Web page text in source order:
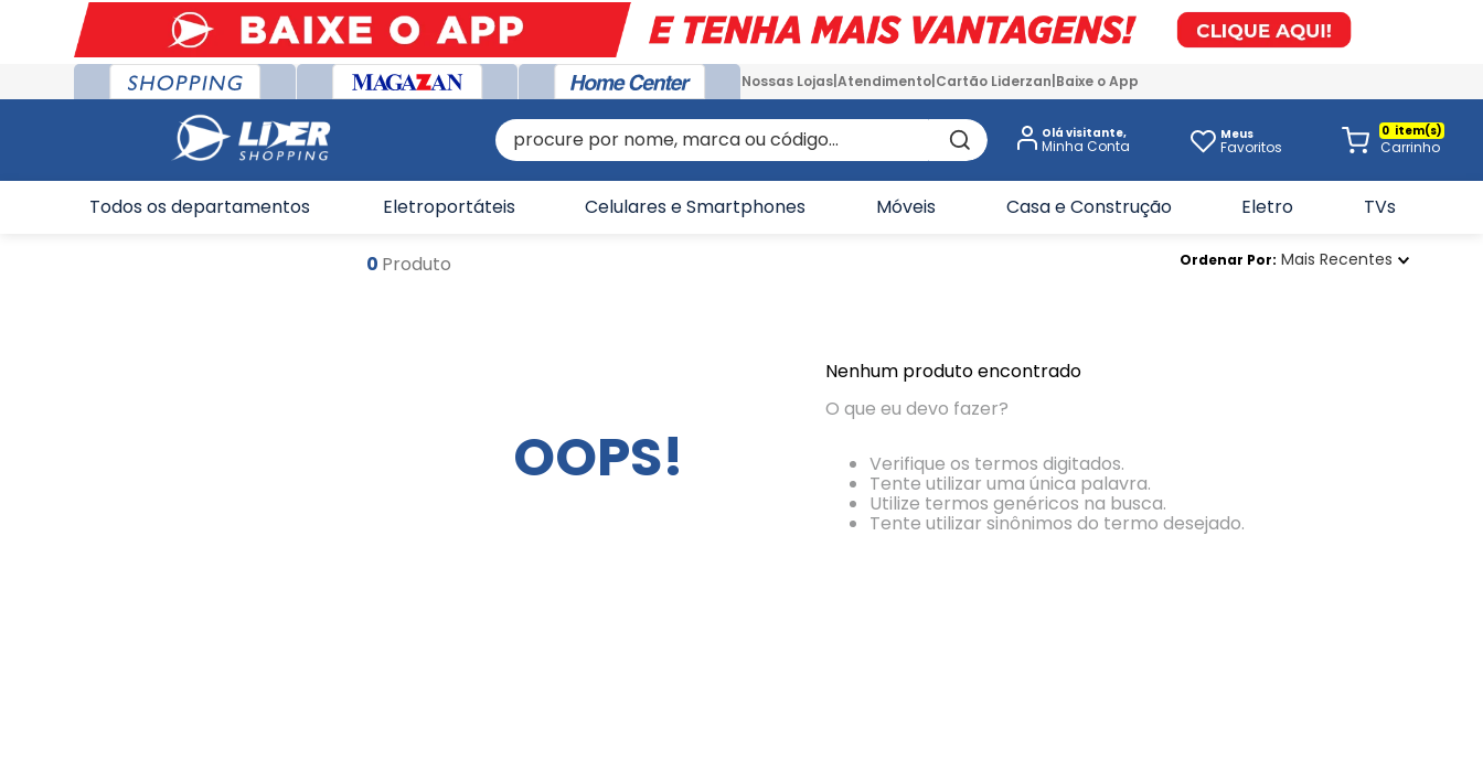
Nossas Lojas Atendimento Cartão Liderzan Baixe o App
procure por nome, marca ou código... Olá visitante, Meus
Favoritos
0
Todos os departamentos Eletroportáteis Celulares e Smartphones Móveis Casa e Construção Eletro TVs
0 Produto Ordenar Por Mais Recentes
OOPS!
Nenhum produto encontrado
O que eu devo fazer?
Verifique os termos digitados.
Tente utilizar uma única palavra.
Utilize termos genéricos na busca.
Tente utilizar sinônimos do termo desejado.